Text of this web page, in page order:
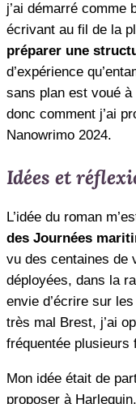
j’ai démarré comme
écrivant au fil de la
préparer une
d’expérience
sans plan est voué à
donc comment j’ai
Nanowrimo 2024.
Idées et
L’idée du roman
des Journées
vu des centaines de
déployées, dans la
envie d’écrire sur
très mal Brest, j’ai
fréquentée plusieurs
Mon idée était de
proposer à